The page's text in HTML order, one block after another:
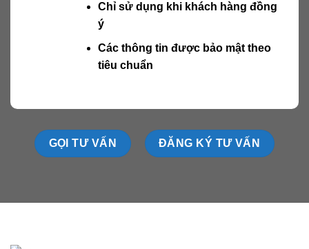
Chỉ sử dụng khi khách hàng đồng
ý
Các thông tin được bảo mật theo
tiêu chuẩn
GỌI TƯ VẤN ĐĂNG KÝ TƯ VẤN